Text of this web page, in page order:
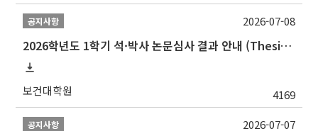
공지사항
2026학년도 1학기 석·박사 논문심사 결과 안내 (Thesis Defense Result)
보건대학원 4169
2026-07-08
공지사항 2026-07-07